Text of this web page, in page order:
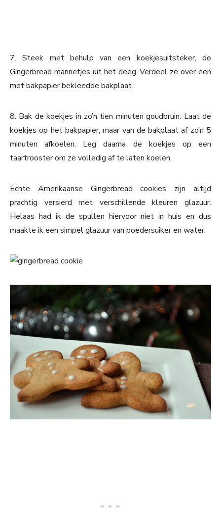
7. Steek met behulp van een koekjesuitsteker, de
Gingerbread mannetjes uit het deeg. Verdeel ze over een
met bakpapier bekleedde bakplaat.
8. Bak de koekjes in zo’n tien minuten goudbruin. Laat de
koekjes op het bakpapier, maar van de bakplaat af zo’n 5
minuten afkoelen. Leg daarna de koekjes op een
taartrooster om ze volledig af te laten koelen.
Echte Amerikaanse Gingerbread cookies zijn altijd
prachtig versierd met verschillende kleuren glazuur.
Helaas had ik de spullen hiervoor niet in huis en dus
maakte ik een simpel glazuur van poedersuiker en water.